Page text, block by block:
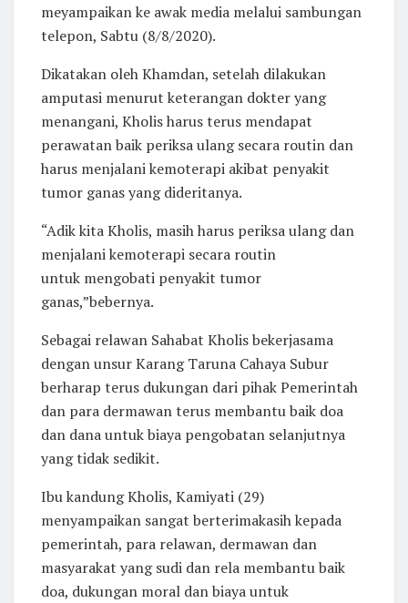
meyampaikan ke awak media melalui sambungan
telepon, Sabtu (8/8/2020).
Dikatakan oleh Khamdan, setelah dilakukan
amputasi menurut keterangan dokter yang
menangani, Kholis harus terus mendapat
perawatan baik periksa ulang secara routin dan
harus menjalani kemoterapi akibat penyakit
tumor ganas yang dideritanya.
“Adik kita Kholis, masih harus periksa ulang dan
menjalani kemoterapi secara routin
untuk mengobati penyakit tumor
ganas,”bebernya.
Sebagai relawan Sahabat Kholis bekerjasama
dengan unsur Karang Taruna Cahaya Subur
berharap terus dukungan dari pihak Pemerintah
dan para dermawan terus membantu baik doa
dan dana untuk biaya pengobatan selanjutnya
yang tidak sedikit.
Ibu kandung Kholis, Kamiyati (29)
menyampaikan sangat berterimakasih kepada
pemerintah, para relawan, dermawan dan
masyarakat yang sudi dan rela membantu baik
doa, dukungan moral dan biaya untuk